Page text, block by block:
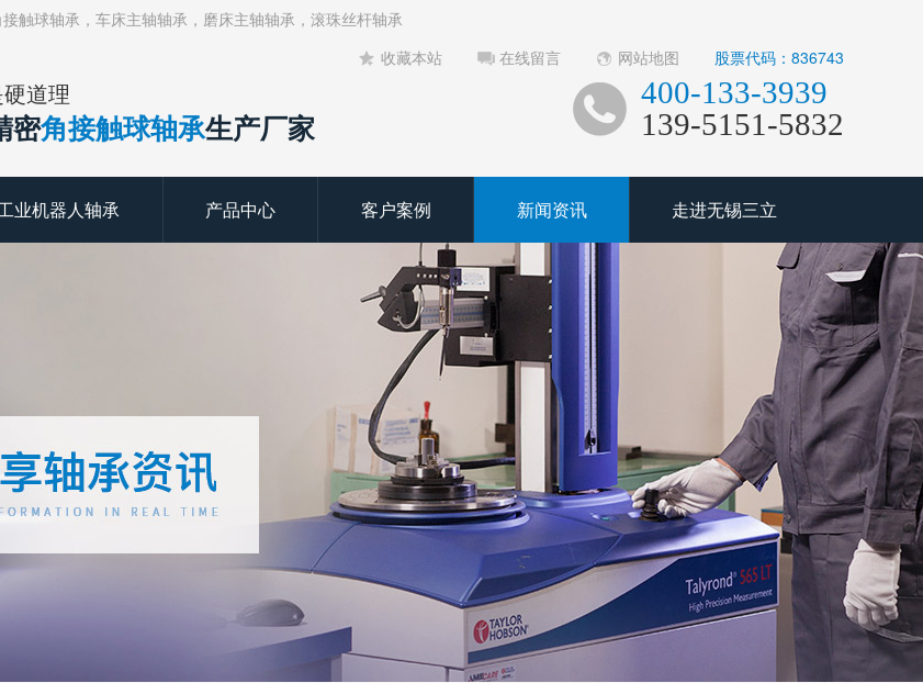
触球轴承，车床主轴轴承，磨床主轴轴承，滚珠丝杆轴承
收藏本站
在线留言 网站地图 股票代码：836743
道理
密角接触球轴承生产厂家
400-133-3939
139-5151-5832
业机器人轴承 产品中心 客户案例 新闻资讯 走进无锡三立